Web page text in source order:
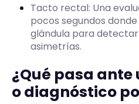
Tacto rectal: Una
pocos segundos
glándula para detectar
asimetrías.
¿Qué pasa
o diagnóstico